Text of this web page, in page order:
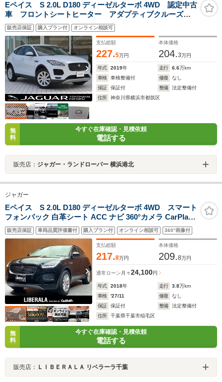
Eペイス S 2.0L D180 ディーゼルターボ 4WD 認定中古
車 フロントシートヒーター アダプティブクルーズコ
ントロール パワーテールゲート 18インチアルミホイ
ール インタラクティブドライバーズディスプレイ キ
ーレスエントリー
販売店保証 購入プラン付 オンライン相談可
支払総額
227.5万円
本体価格
204.3万円
年式 2019年 走行 6.6万km
車検
車検整備付 修復
なし
保証
保証付 整備
法定整備付
住所
神奈川県横浜市都筑区
無
料
今すぐ在庫確認・見積依頼
電話する
販売店： ジャガー・ランドローバー 横浜港北
ジャガー
Eペイス S 2.0L D180 ディーゼルターボ 4WD スマート
フォンパック 白革シート ACC ナビ 360°カメラ CarPlay
電動リアゲート フルLEDヘッドライト パークアシスト 電
動シート ワンオーナー 衝突軽減ブレーキ レーンキープア
シスト BSM ETC
販売店保証 車両品質評価書付 購入プラン付 オンライン相談可 360°画像付
支払総額
217.8万円
本体価格
209.8万円
通常ローン 月々24,100円
年式 2018年 走行 3.8万km
車検
'27/11 修復
なし
保証
保証付 整備
法定整備付
住所
千葉県千葉市稲毛区
無
料
今すぐ在庫確認・見積依頼
電話する
販売店： ＬＩＢＥＲＡＬＡ リベラーラ千葉